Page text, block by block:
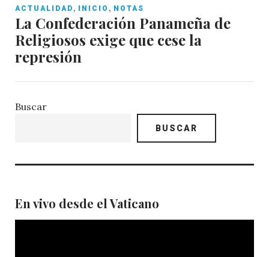
ACTUALIDAD , INICIO , NOTAS
La Confederación Panameña de
Religiosos exige que cese la
represión
Buscar
BUSCAR
En vivo desde el Vaticano